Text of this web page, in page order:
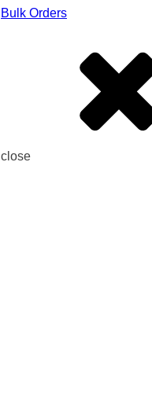
Bulk Orders
close